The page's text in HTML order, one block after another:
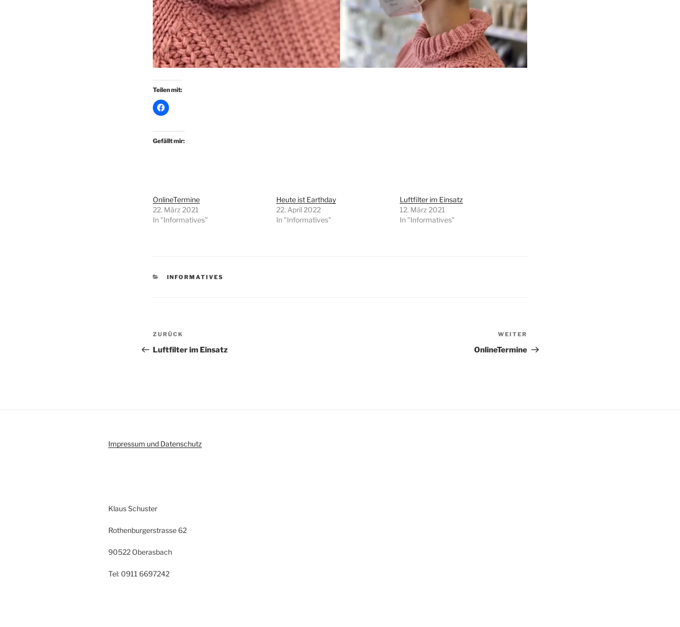
Teilen mit:
Gefällt mir:
OnlineTermine
22. März 2021
In "Informatives"
Heute ist Earthday
22. April 2022
In "Informatives"
Luftfilter im Einsatz
12. März 2021
In "Informatives"
KATEGORIEN
INFORMATIVES
Beitragsnavigation
Vorheriger
Beitrag
ZURÜCK
Luftfilter im Einsatz
Beitrag
WEITER
OnlineTermine
Impressum und Datenschutz
Klaus Schuster
Rothenburgerstrasse 62
90522 Oberasbach
Tel: 0911 6697242